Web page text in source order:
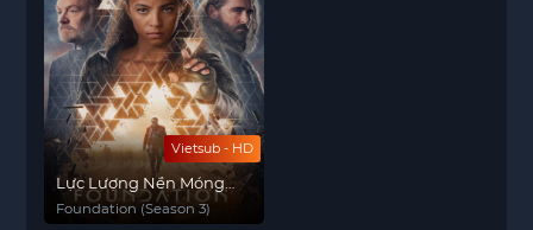
Vietsub - HD
Lực Lượng Nền Móng
(Phần 3)
Foundation (Season 3)